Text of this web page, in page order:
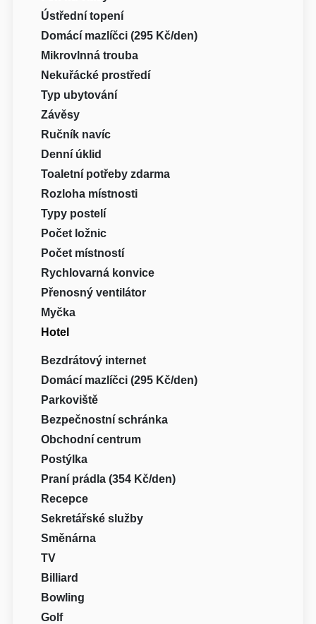
Ústřední topení
Domácí mazlíčci (295 Kč/den)
Mikrovlnná trouba
Nekuřácké prostředí
Typ ubytování
Závěsy
Ručník navíc
Denní úklid
Toaletní potřeby zdarma
Rozloha místnosti
Typy postelí
Počet ložnic
Počet místností
Rychlovarná konvice
Přenosný ventilátor
Myčka
Hotel
Bezdrátový internet
Domácí mazlíčci (295 Kč/den)
Parkoviště
Bezpečnostní schránka
Obchodní centrum
Postýlka
Praní prádla (354 Kč/den)
Recepce
Sekretářské služby
Směnárna
TV
Billiard
Bowling
Golf